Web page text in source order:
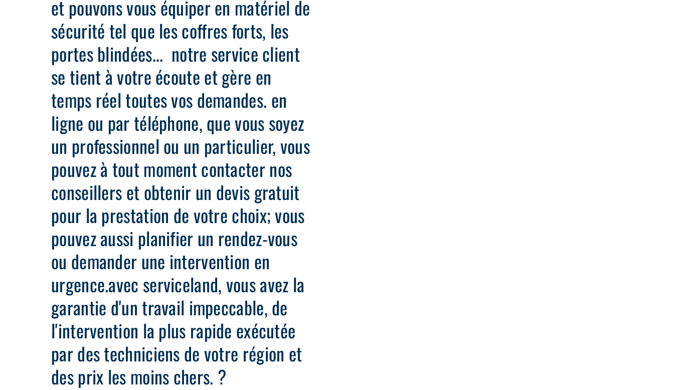
et pouvons vous équiper en matériel de
sécurité tel que les coffres forts, les
portes blindées... notre service client
se tient à votre écoute et gère en
temps réel toutes vos demandes. en
ligne ou par téléphone, que vous soyez
un professionnel ou un particulier, vous
pouvez à tout moment contacter nos
conseillers et obtenir un devis gratuit
pour la prestation de votre choix; vous
pouvez aussi planifier un rendez-vous
ou demander une intervention en
urgence.avec serviceland, vous avez la
garantie d'un travail impeccable, de
l'intervention la plus rapide exécutée
par des techniciens de votre région et
des prix les moins chers. ?